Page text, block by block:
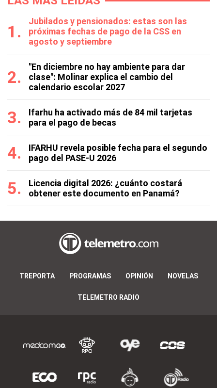
Jubilados y pensionados: estas son las
próximas fechas de pago de la CSS en
agosto y septiembre
"En diciembre no hay ambiente para dar
clase": Molinar explica el cambio del
calendario escolar 2027
Ifarhu ha activado más de 84 mil tarjetas
para el pago de becas
IFARHU revela posible fecha para el segundo
pago del PASE-U 2026
Licencia digital 2026: ¿cuánto costará
obtener este documento en Panamá?
TREPORTA PROGRAMAS OPINIÓN NOVELAS
TELEMETRO RADIO